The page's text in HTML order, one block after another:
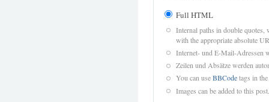
Full HTML
Internal paths in double quotes,
with the appropriate absolute
Internet- und E-Mail-Adressen
Zeilen und Absätze werden
You can useBBCodetags in
Images can be added to this post.